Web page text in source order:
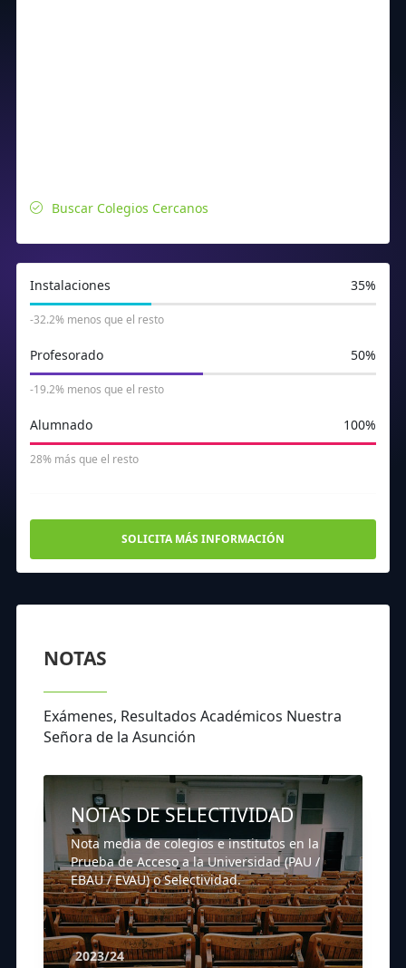
Buscar Colegios Cercanos
Instalaciones 35%
-32.2% menos que el resto
Profesorado 50%
-19.2% menos que el resto
Alumnado 100%
28% más que el resto
SOLICITA MÁS INFORMACIÓN
NOTAS
Exámenes, Resultados Académicos Nuestra
Señora de la Asunción
NOTAS DE SELECTIVIDAD
Nota media de colegios e institutos en la
Prueba de Acceso a la Universidad (PAU /
EBAU / EVAU) o Selectividad.
2023/24